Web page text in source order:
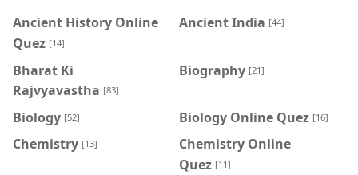
Ancient History Online
Quez [14]
Ancient India [44]
Bharat Ki
Rajvyavastha [83]
Biography [21]
Biology [52] Biology Online Quez [16]
Chemistry [13]
Chemistry Online
Quez [11]